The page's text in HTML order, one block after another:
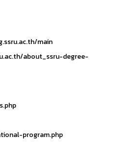
main
about_ssru-degree-
program.php